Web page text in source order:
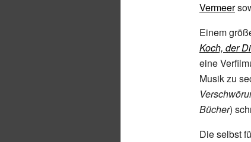
Vermeer
Einem
Koch, der
eine
Musik zu
Bücher)
Die selbst